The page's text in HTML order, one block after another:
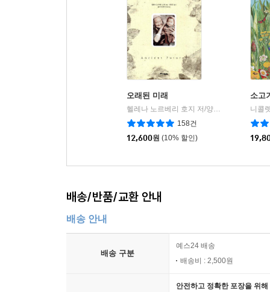
오래된 미래
헬레나 노르베리 호지 저/양희승 역
중앙북
158건
12,600원 (10% 할인)
소고
배송/반품/교환 안내
배송 안내
배송 구분
예스24 배송
배송비 : 2,500원
안전하고 정확한 포장을 위